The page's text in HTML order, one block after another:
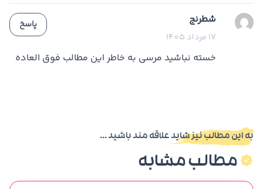
شطرنج
17 مرداد 1405
خسته نباشید مرسی به خاطر این مطالب فوق العاده
پاسخ
به این مطالب نیز شاید علاقه مند باشید ...
مطالب مشابه